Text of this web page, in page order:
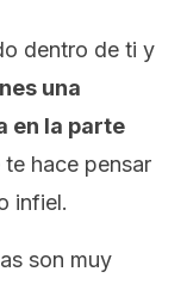
dentro de ti y
una
en la parte
te hace pensar
infiel.
son muy